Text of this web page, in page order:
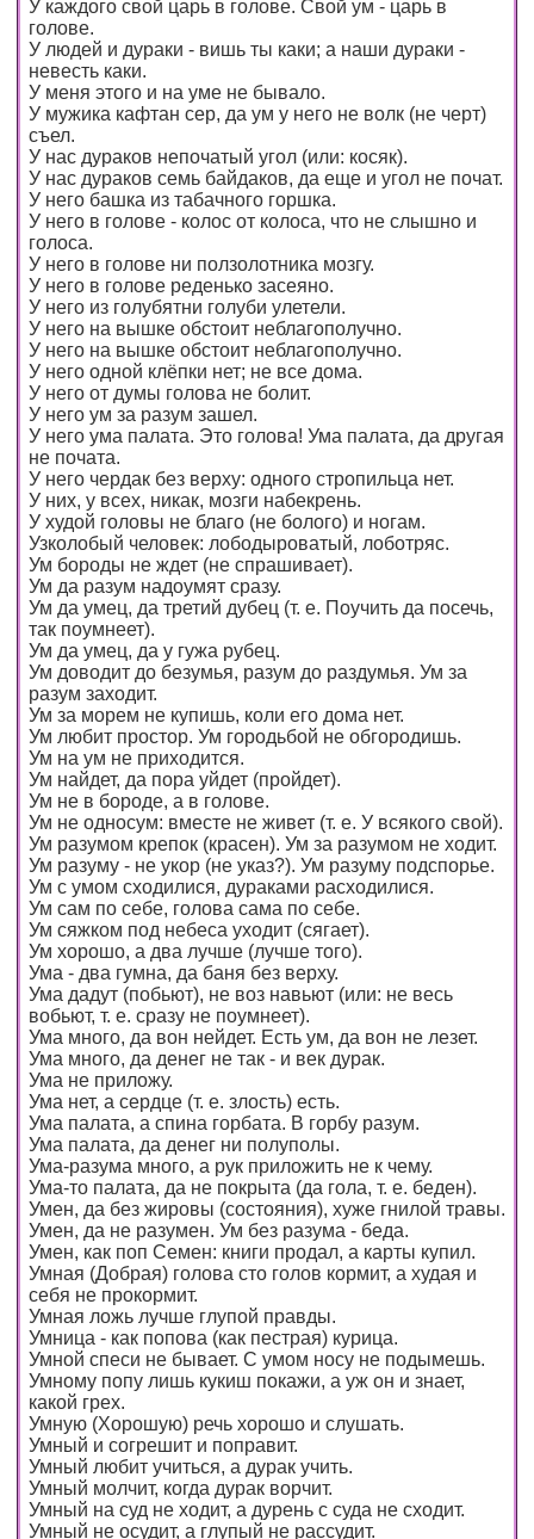
У каждого свой царь в голове. Свой ум - царь в
голове.
У людей и дураки - вишь ты каки; а наши дураки -
невесть каки.
У меня этого и на уме не бывало.
У мужика кафтан сер, да ум у него не волк (не черт)
съел.
У нас дураков непочатый угол (или: косяк).
У нас дураков семь байдаков, да еще и угол не почат.
У него башка из табачного горшка.
У него в голове - колос от колоса, что не слышно и
голоса.
У него в голове ни ползолотника мозгу.
У него в голове реденько засеяно.
У него из голубятни голуби улетели.
У него на вышке обстоит неблагополучно.
У него на вышке обстоит неблагополучно.
У него одной клёпки нет; не все дома.
У него от думы голова не болит.
У него ум за разум зашел.
У него ума палата. Это голова! Ума палата, да другая
не почата.
У него чердак без верху: одного стропильца нет.
У них, у всех, никак, мозги набекрень.
У худой головы не благо (не болого) и ногам.
Узколобый человек: лободыроватый, лоботряс.
Ум бороды не ждет (не спрашивает).
Ум да разум надоумят сразу.
Ум да умец, да третий дубец (т. е. Поучить да посечь,
так поумнеет).
Ум да умец, да у гужа рубец.
Ум доводит до безумья, разум до раздумья. Ум за
разум заходит.
Ум за морем не купишь, коли его дома нет.
Ум любит простор. Ум городьбой не обгородишь.
Ум на ум не приходится.
Ум найдет, да пора уйдет (пройдет).
Ум не в бороде, а в голове.
Ум не односум: вместе не живет (т. е. У всякого свой).
Ум разумом крепок (красен). Ум за разумом не ходит.
Ум разуму - не укор (не указ?). Ум разуму подспорье.
Ум с умом сходилися, дураками расходилися.
Ум сам по себе, голова сама по себе.
Ум сяжком под небеса уходит (сягает).
Ум хорошо, а два лучше (лучше того).
Ума - два гумна, да баня без верху.
Ума дадут (побьют), не воз навьют (или: не весь
вобьют, т. е. сразу не поумнеет).
Ума много, да вон нейдет. Есть ум, да вон не лезет.
Ума много, да денег не так - и век дурак.
Ума не приложу.
Ума нет, а сердце (т. е. злость) есть.
Ума палата, а спина горбата. В горбу разум.
Ума палата, да денег ни полуполы.
Ума-разума много, а рук приложить не к чему.
Ума-то палата, да не покрыта (да гола, т. е. беден).
Умен, да без жировы (состояния), хуже гнилой травы.
Умен, да не разумен. Ум без разума - беда.
Умен, как поп Семен: книги продал, а карты купил.
Умная (Добрая) голова сто голов кормит, а худая и
себя не прокормит.
Умная ложь лучше глупой правды.
Умница - как попова (как пестрая) курица.
Умной спеси не бывает. С умом носу не подымешь.
Умному попу лишь кукиш покажи, а уж он и знает,
какой грех.
Умную (Хорошую) речь хорошо и слушать.
Умный и согрешит и поправит.
Умный любит учиться, а дурак учить.
Умный молчит, когда дурак ворчит.
Умный на суд не ходит, а дурень с суда не сходит.
Умный не осудит, а глупый не рассудит.